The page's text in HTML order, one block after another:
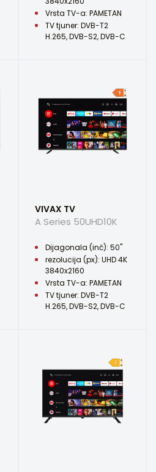
Vrsta TV-a: PAMETAN
TV tjuner: DVB-T2
H.265, DVB-S2, DVB-C
VIVAX TV
A Series 50UHD10K
Dijagonala (inč): 50"
rezolucija (px): UHD 4K
3840x2160
Vrsta TV-a: PAMETAN
TV tjuner: DVB-T2
H.265, DVB-S2, DVB-C